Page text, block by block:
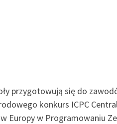
przygotowują się do
konkurs ICPC
Europy w Programowaniu